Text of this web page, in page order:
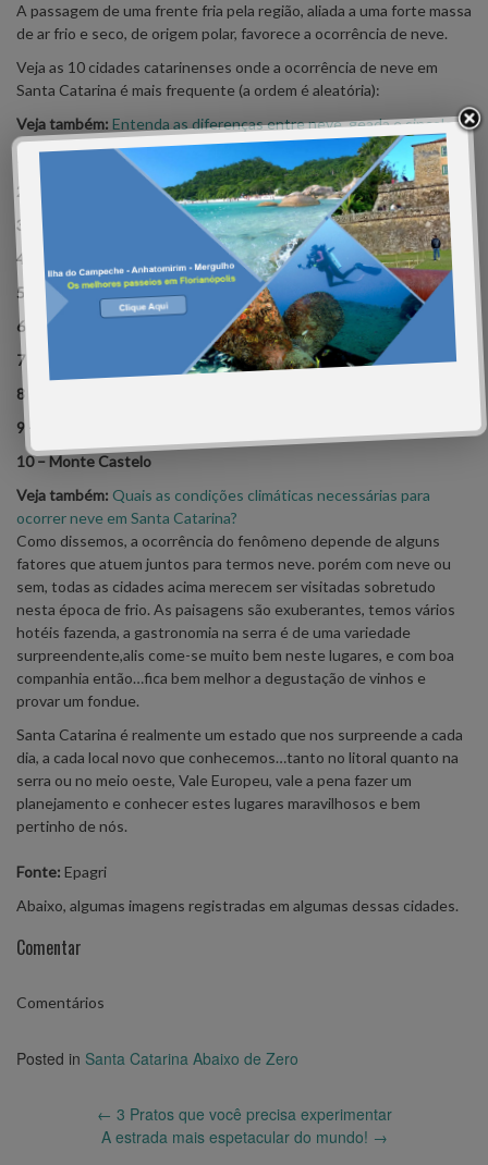
A passagem de uma frente fria pela região, aliada a uma forte massa
de ar frio e seco, de origem polar, favorece a ocorrência de neve.
Veja as 10 cidades catarinenses onde a ocorrência de neve em
Santa Catarina é mais frequente (a ordem é aleatória):
Veja também: Entenda as diferenças entre neve, geada e sincelo.
1 –Urubici
2 – São Joaquim
3 – Urupema
4 –
Bom Jardim da Serra
5 – Bom Retiro
6 – Otacílo Costa
7 –
Lages
8 – Fraiburgo
9 – Curitibanos
10 – Monte Castelo
Veja também: Quais as condições climáticas necessárias para
ocorrer neve em Santa Catarina?
Como dissemos, a ocorrência do fenômeno depende de alguns
fatores que atuem juntos para termos neve. porém com neve ou
sem, todas as cidades acima merecem ser visitadas sobretudo
nesta época de frio. As paisagens são exuberantes, temos vários
hotéis fazenda, a gastronomia na serra é de uma variedade
surpreendente,alis come-se muito bem neste lugares, e com boa
companhia então…fica bem melhor a degustação de vinhos e
provar um fondue.
Santa Catarina é realmente um estado que nos surpreende a cada
dia, a cada local novo que conhecemos…tanto no litoral quanto na
serra ou no meio oeste, Vale Europeu, vale a pena fazer um
planejamento e conhecer estes lugares maravilhosos e bem
pertinho de nós.
Fonte: Epagri
Abaixo, algumas imagens registradas em algumas dessas cidades.
Comentar
Comentários
Posted in Santa Catarina Abaixo de Zero
← 3 Pratos que você precisa experimentar
A estrada mais espetacular do mundo! →